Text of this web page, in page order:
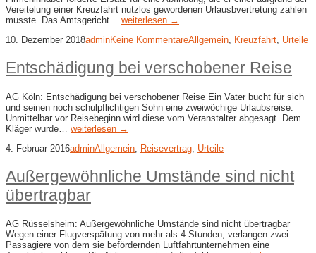
Vereitelung einer Kreuzfahrt nutzlos gewordenen Urlausbvertretung zahlen
musste. Das Amtsgericht… weiterlesen →
10. Dezember 2018adminKeine KommentareAllgemein, Kreuzfahrt, Urteile
Entschädigung bei verschobener Reise
AG Köln: Entschädigung bei verschobener Reise Ein Vater bucht für sich
und seinen noch schulpflichtigen Sohn eine zweiwöchige Urlaubsreise.
Unmittelbar vor Reisebeginn wird diese vom Veranstalter abgesagt. Dem
Kläger wurde… weiterlesen →
4. Februar 2016adminAllgemein Reisevertrag Urteile
Außergewöhnliche Umstände sind nicht
übertragbar
AG Rüsselsheim: Außergewöhnliche Umstände sind nicht übertragbar
Wegen einer Flugverspätung von mehr als 4 Stunden, verlangen zwei
Passagiere von dem sie befördernden Luftfahrtunternehmen eine